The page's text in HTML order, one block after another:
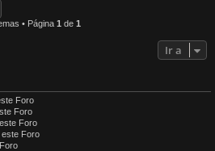
• Página 1 de 1
Ir a
Foro
Foro
Foro
Foro